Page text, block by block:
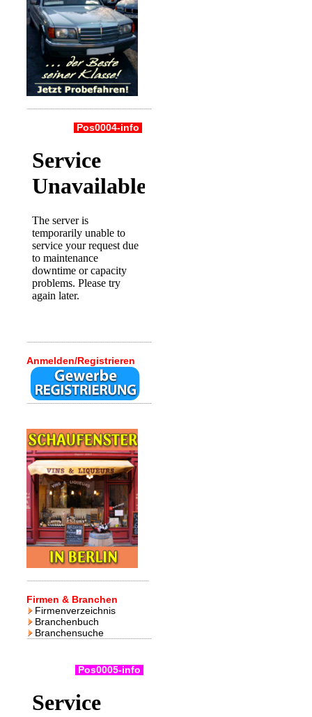
Pos0004-info
Anmelden/Registrieren
Firmen & Branchen
Firmenverzeichnis
Branchenbuch
Branchensuche
Pos0005-info